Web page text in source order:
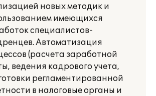
новых методик и
имеющихся
специалистов-
Автоматизация
(расчета заработной
ведения кадрового учета,
регламентированной
в налоговые органы и